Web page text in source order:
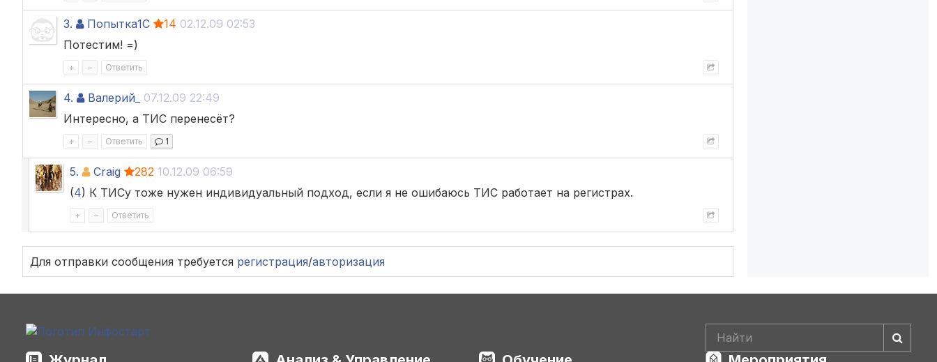
3. Попытка1С 14 02.12.09 02:53
Потестим! =)
+ – Ответить
4. Валерий_
07.12.09 22:49
Интересно, а ТИС перенесёт?
+ – Ответить 1
5. Craig 282 10.12.09 06:59
(4) К ТИСу тоже нужен индивидуальный подход, если я не ошибаюсь ТИС работает на регистрах.
+ – Ответить
Для отправки сообщения требуется регистрация/авторизация